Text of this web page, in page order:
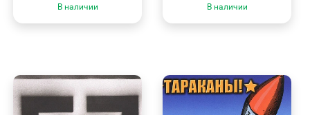
В наличии В наличии